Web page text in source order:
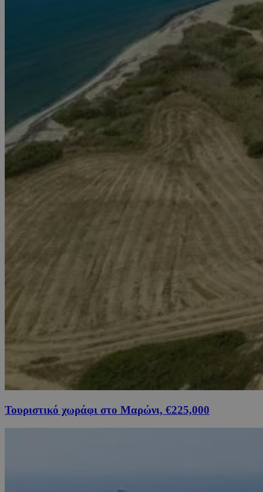
Τουριστικό χωράφι στο Μαρώνι, €225,000